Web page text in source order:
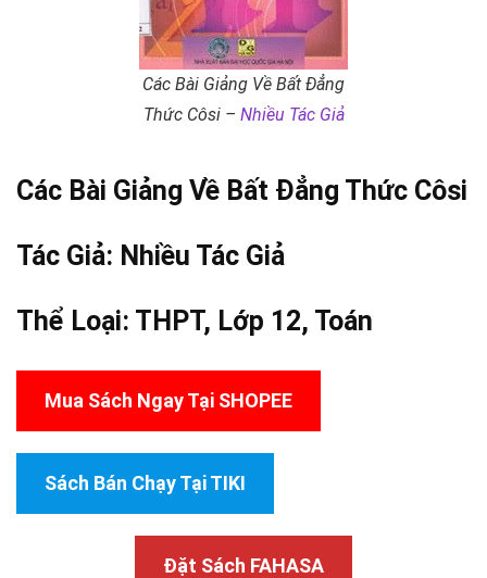
Các Bài Giảng Về Bất Đẳng
Thức Côsi – Nhiều Tác Giả
Các Bài Giảng Về Bất Đẳng Thức Côsi
Tác Giả: Nhiều Tác Giả
Thể Loại: THPT, Lớp 12, Toán
Mua Sách Ngay Tại SHOPEE
Sách Bán Chạy Tại TIKI
Đặt Sách FAHASA